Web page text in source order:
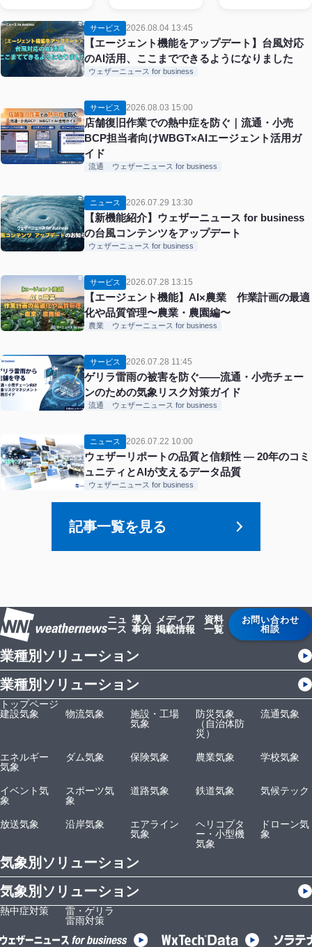
サービス 2026.08.04 13:45
【エージェント機能をアップデート】台風対応
のAI活用、ここまでできるようになりました
ウェザーニュース for business
サービス 2026.08.03 15:00
店舗復旧作業での熱中症を防ぐ｜流通・小売
BCP担当者向けWBGT×AIエージェント活用ガ
イド
流通 ウェザーニュース for business
ニュース 2026.07.29 13:30
【新機能紹介】ウェザーニュース for business
の台風コンテンツをアップデート
ウェザーニュース for business
サービス 2026.07.28 13:15
【エージェント機能】AI×農業 作業計画の最適
化や品質管理〜農業・農園編〜
農業 ウェザーニュース for business
サービス 2026.07.28 11:45
ゲリラ雷雨の被害を防ぐ——流通・小売チェー
ンのための気象リスク対策ガイド
流通 ウェザーニュース for business
ニュース 2026.07.22 10:00
ウェザーリポートの品質と信頼性 ― 20年のコミ
ュニティとAIが支えるデータ品質
ウェザーニュース for business
記事一覧を見る
ニュ
ース
導入
事例
メディア
掲載情報
資料
一覧
お問い合わせ
相談
業種別ソリューション
業種別ソリューション
トップページ
建設気象
物流気象
施設・工場
気象
防災気象
（自治体防
災）
流通気象
エネルギー
気象
ダム気象 保険気象 農業気象 学校気象
イベント気
象
スポーツ気
象
道路気象 鉄道気象 気候テック
放送気象 沿岸気象
エアライン
気象
ヘリコプタ
ー・小型機
気象
ドローン気
象
気象別ソリューション
気象別ソリューション
熱中症対策
雷・ゲリラ
雷雨対策